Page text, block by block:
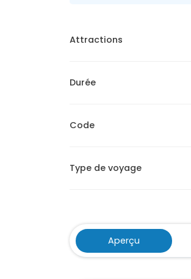
Attractions
Durée
Code
Type de voyage
Aperçu